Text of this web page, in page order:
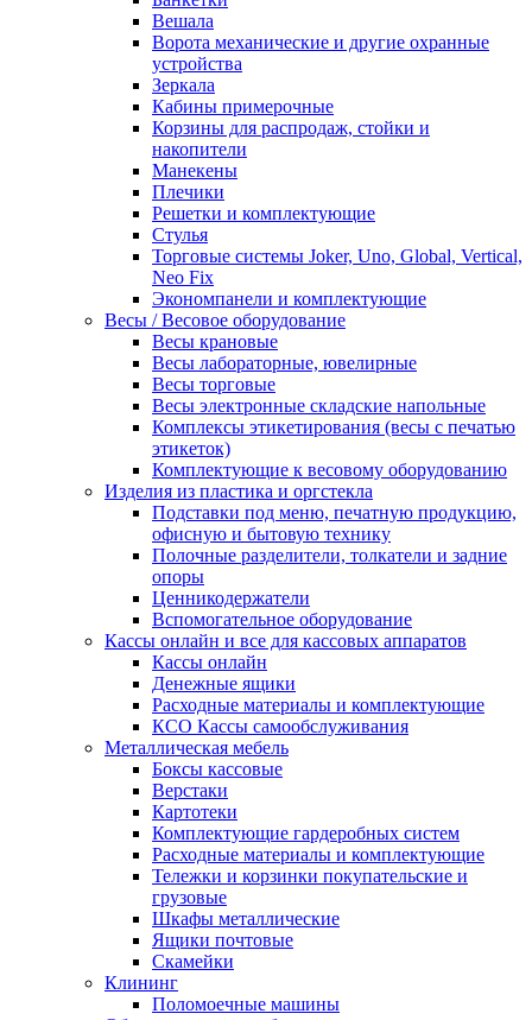
Вешала
Ворота механические и другие охранные
устройства
Зеркала
Кабины примерочные
Корзины для распродаж, стойки и
накопители
Манекены
Плечики
Решетки и комплектующие
Стулья
Торговые системы Joker, Uno, Global, Vertical,
Neo Fix
Экономпанели и комплектующие
Весы / Весовое оборудование
Весы крановые
Весы лабораторные, ювелирные
Весы торговые
Весы электронные складские напольные
Комплексы этикетирования (весы с печатью
этикеток)
Комплектующие к весовому оборудованию
Изделия из пластика и оргстекла
Подставки под меню, печатную продукцию,
офисную и бытовую технику
Полочные разделители, толкатели и задние
опоры
Ценникодержатели
Вспомогательное оборудование
Кассы онлайн и все для кассовых аппаратов
Кассы онлайн
Денежные ящики
Расходные материалы и комплектующие
КСО Кассы самообслуживания
Металлическая мебель
Боксы кассовые
Верстаки
Картотеки
Комплектующие гардеробных систем
Расходные материалы и комплектующие
Тележки и корзинки покупательские и
грузовые
Шкафы металлические
Ящики почтовые
Скамейки
Клининг
Поломоечные машины